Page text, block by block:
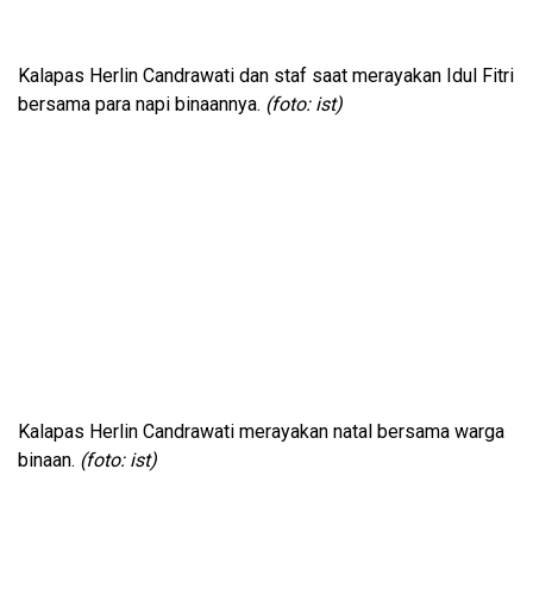
Kalapas Herlin Candrawati dan staf saat merayakan Idul Fitri
bersama para napi binaannya. (foto: ist)
Kalapas Herlin Candrawati merayakan natal bersama warga
binaan. (foto: ist)